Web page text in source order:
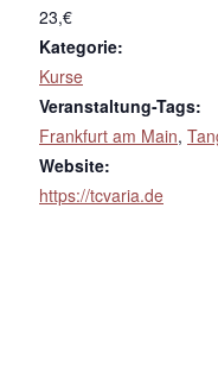
23,€
Kategorie:
Kurse
Veranstaltung-Tags:
Frankfurt am Main,
Website:
https://tcvaria.de